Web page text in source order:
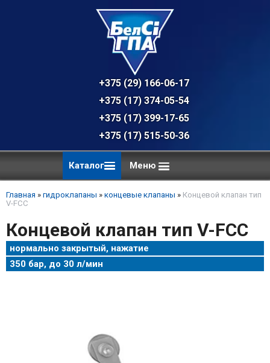
+375 (29) 166-06-17 - техническая
+375 (17) 374-05-54 - общий отдел,
+375 (17) 399-17-65
+375 (17) 515-50-36
Каталог Меню
Главная » гидроклапаны » концевые клапаны » Концевой клапан тип
V-FCC
Концевой клапан тип V-FCC
нормально закрытый, нажатие
350 бар, до 30 л/мин